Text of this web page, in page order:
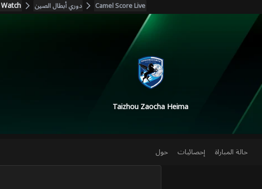
Camel Score Live دوري أبطال الصين Watch ووهوا هوا جينغ vs Taizhou Zaocha Heima Live Score, Stream, Lineup, H2H, Odds & Prediction
Taizhou Zaocha Heima
حالة المباراة إحصائيات حول